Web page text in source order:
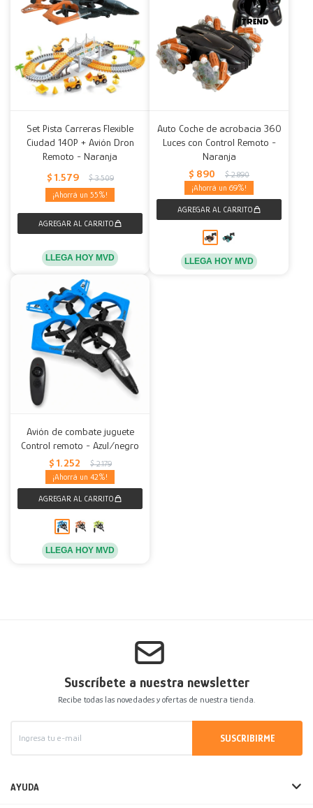
Set Pista Carreras Flexible
Ciudad 140P + Avión Dron
Remoto - Naranja
$ 1.579 $ 3.509
55
LLEGA HOY MVD
Auto Coche de acrobacia 360
Luces con Control Remoto -
Naranja
$ 890 $ 2.890
69
LLEGA HOY MVD
Avión de combate juguete
Control remoto - Azul/negro
$ 1.252 $ 2.179
42
LLEGA HOY MVD
Suscríbete a nuestra newsletter
Recibe todas las novedades y ofertas de nuestra tienda.
SUSCRIBIRME
AYUDA